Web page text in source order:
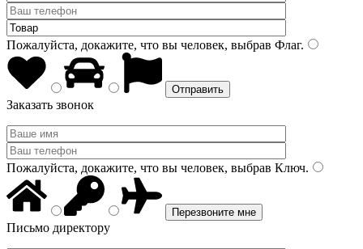
Пожалуйста, докажите, что вы человек, выбрав Флаг.
Заказать звонок
Пожалуйста, докажите, что вы человек, выбрав Ключ.
Письмо директору